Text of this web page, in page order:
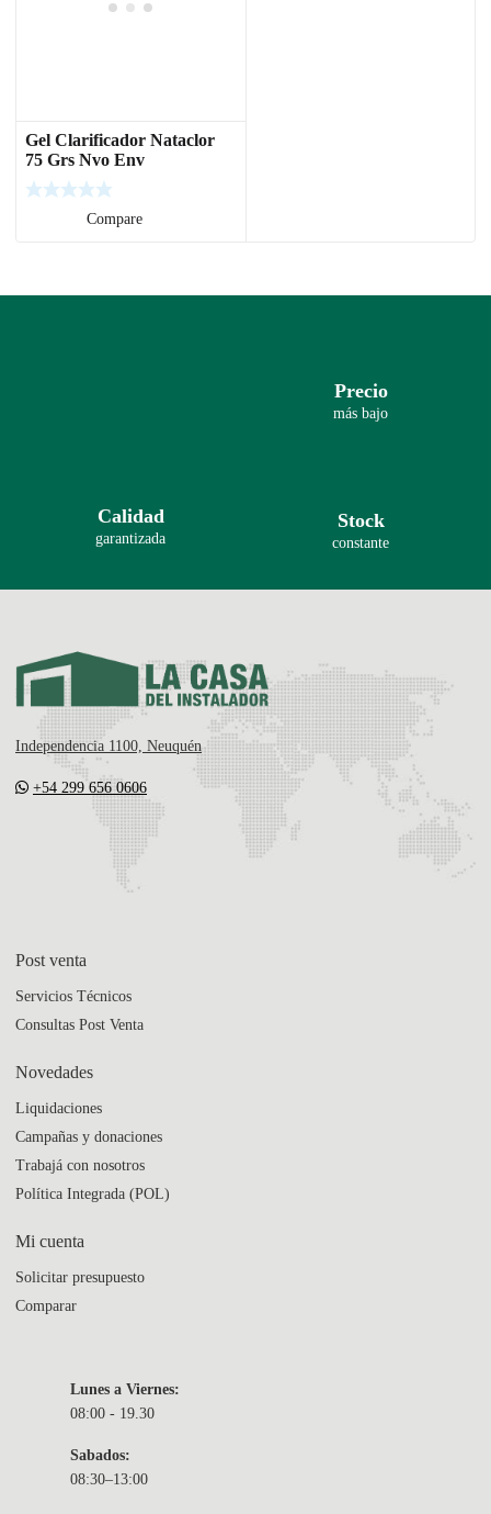
Gel Clarificador Nataclor
75 Grs Nvo Env
Compare
Precio
más bajo
Calidad
garantizada
Stock
constante
Independencia 1100, Neuquén
+54 299 656 0606
Post venta
Servicios Técnicos
Consultas Post Venta
Novedades
Liquidaciones
Campañas y donaciones
Trabajá con nosotros
Política Integrada (POL)
Mi cuenta
Solicitar presupuesto
Comparar
Lunes a Viernes:
08:00 - 19.30
Sabados:
08:30–13:00